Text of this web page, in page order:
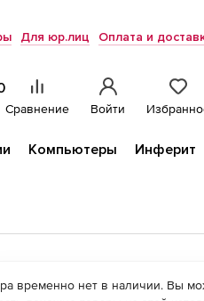
Для юр.лиц Оплата и
Сравнение Войти
Компьютеры Инферит
временно нет в наличии. Вы